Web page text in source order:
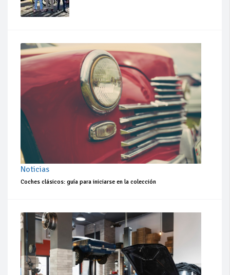
Noticias
Coches clásicos: guía para iniciarse en la colección